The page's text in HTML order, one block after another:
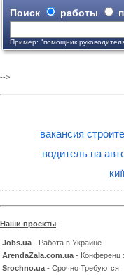
Поиск работы
Пример: "помощник
-->
вакансия
водитель на
Наши проекты:
Jobs.ua - Работа в Украине
ArendaZala.com.ua - Конференц
Srochno.ua - Срочно Требуются